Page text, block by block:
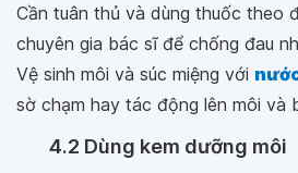
Cần tuân thủ và dùng thuốc theo
chuyên gia bác sĩ để chống đau
Vệ sinh môi và súc miệng với
sờ chạm hay tác động lên môi và
4.2 Dùng kem dưỡng môi